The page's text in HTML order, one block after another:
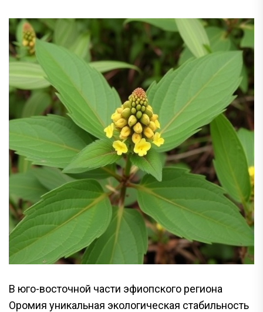
В юго-восточной части эфиопского региона
Оромия уникальная экологическая стабильность